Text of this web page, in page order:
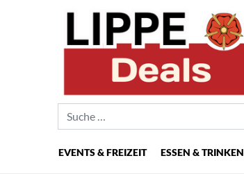
Suche nach:
Hauptnavigation
EVENTS & FREIZEIT ESSEN & TRINKEN